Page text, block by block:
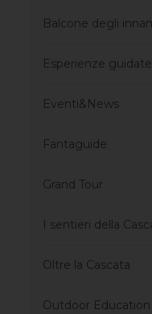
Balcone degli
Esperienze
Eventi&News
Fantaguide
Grand Tour
I sentieri della
Oltre la Cascata
Outdoor Education